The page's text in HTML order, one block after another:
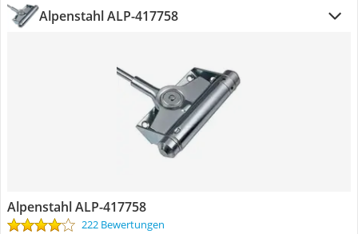
Alpenstahl ALP-417758
Alpenstahl ALP-417758
222 Bewertungen